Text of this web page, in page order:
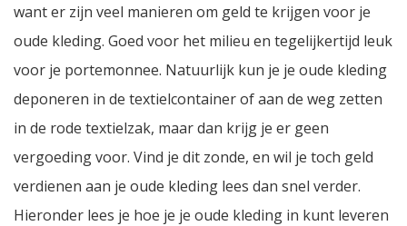
want er zijn veel manieren om geld te krijgen voor je
oude kleding. Goed voor het milieu en tegelijkertijd leuk
voor je portemonnee. Natuurlijk kun je je oude kleding
deponeren in de textielcontainer of aan de weg zetten
in de rode textielzak, maar dan krijg je er geen
vergoeding voor. Vind je dit zonde, en wil je toch geld
verdienen aan je oude kleding lees dan snel verder.
Hieronder lees je hoe je je oude kleding in kunt leveren